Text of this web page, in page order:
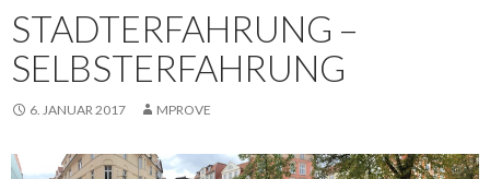
STADTERFAHRUNG –
SELBSTERFAHRUNG
6. JANUAR 2017 MPROVE